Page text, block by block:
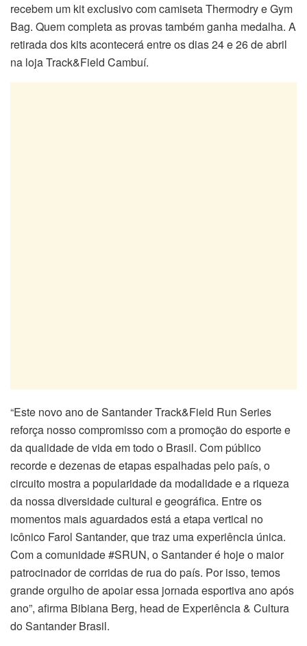
recebem um kit exclusivo com camiseta Thermodry e Gym
Bag. Quem completa as provas também ganha medalha. A
retirada dos kits acontecerá entre os dias 24 e 26 de abril
na loja Track&Field Cambuí.
“Este novo ano de Santander Track&Field Run Series
reforça nosso compromisso com a promoção do esporte e
da qualidade de vida em todo o Brasil. Com público
recorde e dezenas de etapas espalhadas pelo país, o
circuito mostra a popularidade da modalidade e a riqueza
da nossa diversidade cultural e geográfica. Entre os
momentos mais aguardados está a etapa vertical no
icônico Farol Santander, que traz uma experiência única.
Com a comunidade #SRUN, o Santander é hoje o maior
patrocinador de corridas de rua do país. Por isso, temos
grande orgulho de apoiar essa jornada esportiva ano após
ano”, afirma Bibiana Berg, head de Experiência & Cultura
do Santander Brasil.